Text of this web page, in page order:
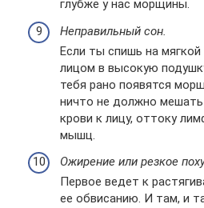
глубже у нас морщины.
Неправильный сон.
Если ты спишь на мягкой
лицом в высокую
тебя рано появятся
ничто не должно
крови к лицу, оттоку
мышц.
Ожирение или резкое
Первое ведет к
ее обвисанию. И там, и